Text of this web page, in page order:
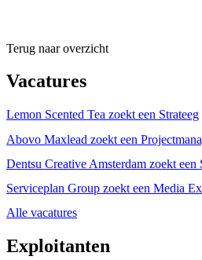
Terug naar overzicht
Vacatures
Lemon Scented Tea zoekt een Strateeg
Abovo Maxlead zoekt een
Dentsu Creative Amsterdam zoekt een
Serviceplan Group zoekt een Media
Alle vacatures
Exploitanten